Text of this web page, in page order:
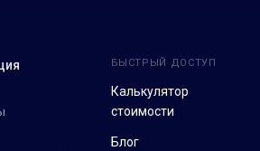
БЫСТРЫЙ ДОСТУП
Калькулятор
стоимости
Блог